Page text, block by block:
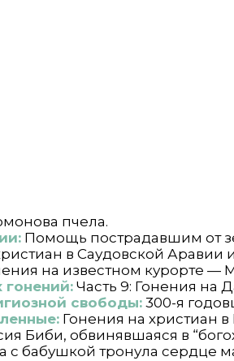
пчела.
Помощь пострадавшим от
в Саудовской Аравии
на известном курорте —
гонений: Часть 9: Гонения на
свободы: 300-я
Гонения на христиан
Биби, обвинявшаяся в
с бабушкой тронула сердце